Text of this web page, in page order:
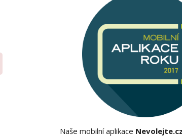
Naše mobilní aplikace Nevolejte.cz